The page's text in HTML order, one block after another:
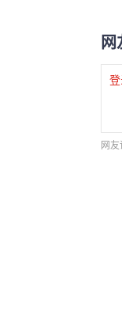
网
网